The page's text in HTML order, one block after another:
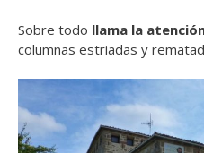
Sobre todo llama la
columnas estriadas y